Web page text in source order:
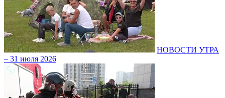
НОВОСТИ УТРА
– 31 июля 2026